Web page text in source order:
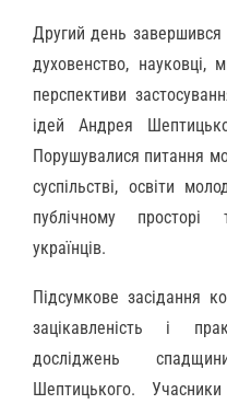
Другий день завершився
духовенство, науковці,
перспективи
ідей Андрея
Порушувалися питання
суспільстві, освіти
публічному просторі
українців.
Підсумкове засідання
зацікавленість і
досліджень
Шептицького.